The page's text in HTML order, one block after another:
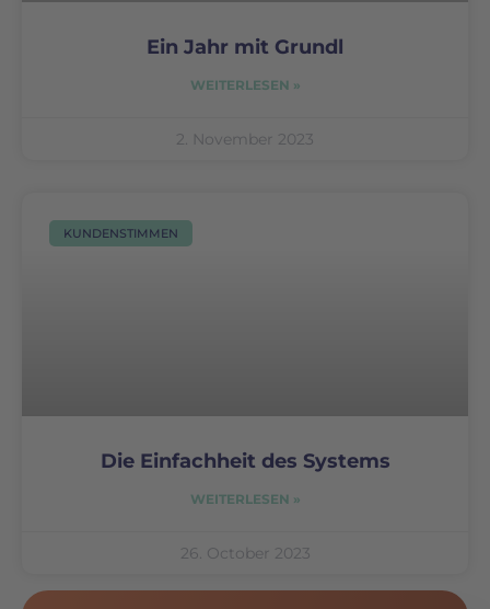
Ein Jahr mit Grundl
WEITERLESEN »
2. November 2023
KUNDENSTIMMEN
Die Einfachheit des Systems
WEITERLESEN »
26. October 2023